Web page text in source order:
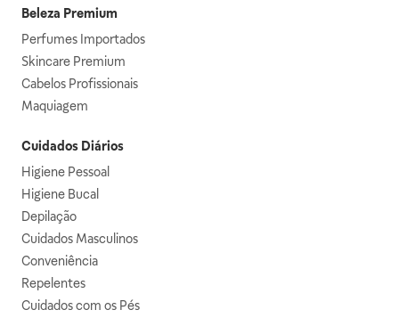
Beleza Premium
Perfumes Importados
Skincare Premium
Cabelos Profissionais
Maquiagem
Cuidados Diários
Higiene Pessoal
Higiene Bucal
Depilação
Cuidados Masculinos
Conveniência
Repelentes
Cuidados com os Pés